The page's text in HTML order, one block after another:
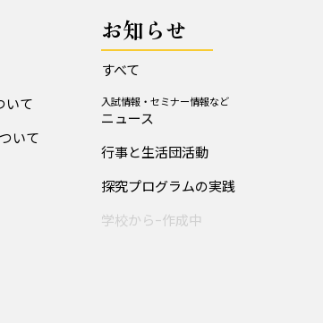
いて
いて
お知らせ
すべて
入試情報・セミナー情報など
ニュース
行事と生活団活動
探究プログラムの実践
学校からｰ作成中